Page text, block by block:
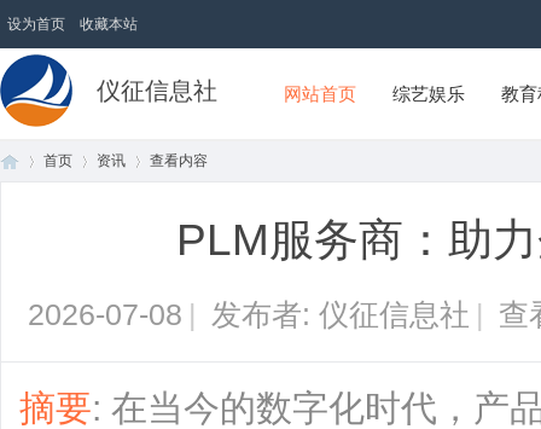
设为首页 收藏本站
仪征信息社 网站首页 综艺娱乐 教
首页 资讯 查看内容
PLM服务商：助
2026-07-08 | 发布者: 仪征信息社 | 查
摘要: 在当今的数字化时代，产